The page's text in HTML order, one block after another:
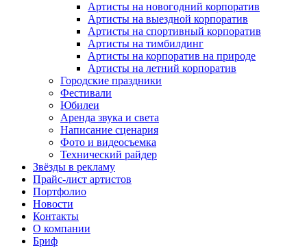
Артисты на новогодний корпоратив
Артисты на выездной корпоратив
Артисты на спортивный корпоратив
Артисты на тимбилдинг
Артисты на корпоратив на природе
Артисты на летний корпоратив
Городские праздники
Фестивали
Юбилеи
Аренда звука и света
Написание сценария
Фото и видеосъемка
Технический райдер
Звёзды в рекламу
Прайс-лист артистов
Портфолио
Новости
Контакты
О компании
Бриф